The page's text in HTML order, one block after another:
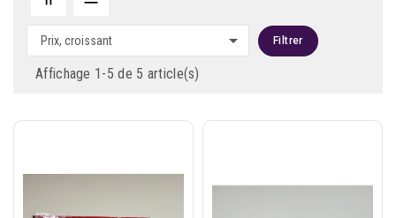
Prix, croissant  Filtrer
Affichage 1-5 de 5 article(s)